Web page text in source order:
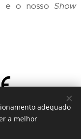
e o nossoShow
adequado
a melhor